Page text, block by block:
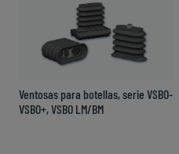
Ventosas para botellas, serie VSBO-
VSBO+, VSBO LM/BM